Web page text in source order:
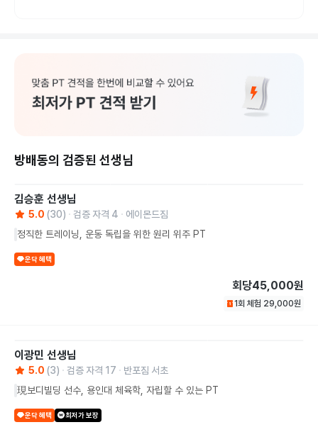
방배동의 검증된 선생님
김승훈 선생님
5.0 (30) 검증 자격 4
에이몬드짐
정직한 트레이닝, 운동 독립을 위한 원리 위주 PT
운닥 혜택
회당45,000원
1회 체험 29,000원
이광민 선생님
5.0 (3) 검증 자격 17
반포짐 서초
現보디빌딩 선수, 용인대 체육학, 자립할 수 있는 PT
운닥 혜택 최저가 보장